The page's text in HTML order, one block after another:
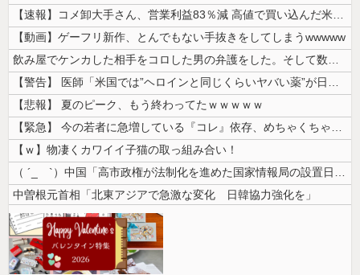
【速報】コメ卸大手さん、営業利益83％減 高値で買い込んだ米が売れず「...
【動画】ゲーフリ新作、とんでもない手抜きをしてしまうwwwww
飲み屋でケンカした相手をコロした男の弁護をした。そして数年後、因果応報...
【警告】 医師「米国では”ヘロインと同じくらいヤバい薬”が日本では平気...
【悲報】 夏のピーク、もう終わってたｗｗｗｗｗ
【緊急】 今の若者に急増している『コレ』依存、めちゃくちゃ深刻な模様w...
【ｗ】物凄くカワイイ子猫の取っ組み合い！
（ ´_ゝ`）中国「高市政権が法制化を進めた国家情報局の設置日が7月3...
中曽根元首相「北東アジアで急激な変化 日韓協力強化を」